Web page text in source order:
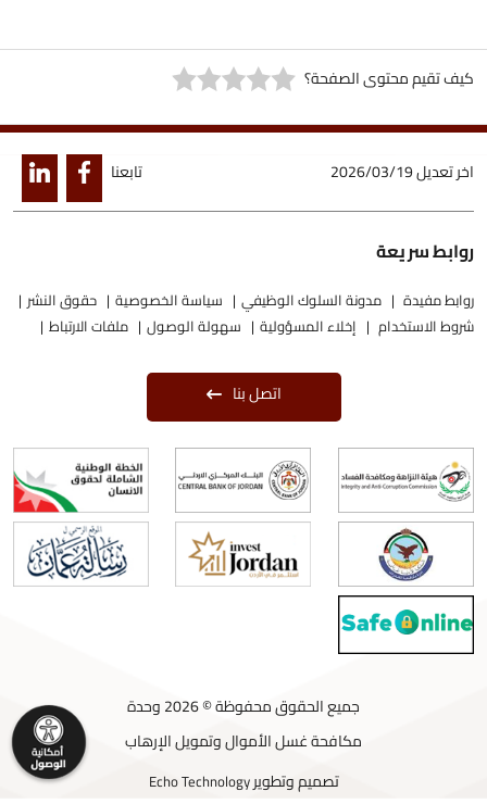
كيف تقيم محتوى الصفحة؟
اخر تعديل2026/03/19 تابعنا
روابط سريعة
روابط مفيدة مدونة السلوك الوظيفي سياسة الخصوصية
حقوق النشر
شروط الاستخدام
إخلاء المسؤولية سهولة الوصول ملفات الارتباط
اتصل بنا
جميع الحقوق محفوظة © 2026 وحدة
مكافحة غسل الأموال وتمويل الإرهاب
تصميم وتطويرEcho Technology